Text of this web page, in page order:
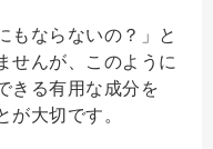
もならないの？」と
せんが、このように
きる有用な成分を
大切です。